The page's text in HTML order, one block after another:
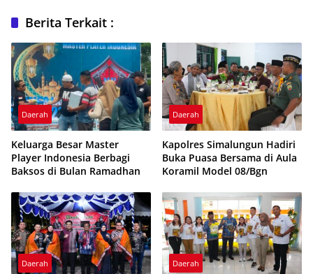
Berita Terkait :
Daerah
Keluarga Besar Master
Player Indonesia Berbagi
Baksos di Bulan Ramadhan
Daerah
Kapolres Simalungun Hadiri
Buka Puasa Bersama di Aula
Koramil Model 08/Bgn
Daerah Daerah